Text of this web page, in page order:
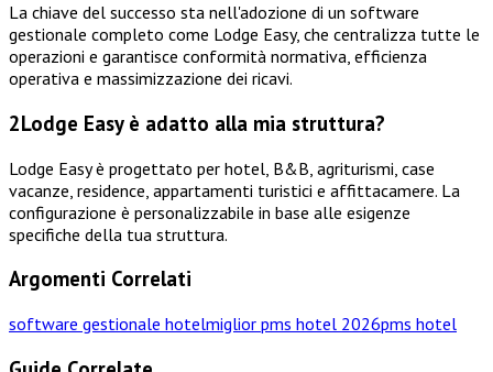
La chiave del successo sta nell'adozione di un software
gestionale completo come Lodge Easy, che centralizza tutte le
operazioni e garantisce conformità normativa, efficienza
operativa e massimizzazione dei ricavi.
2Lodge Easy è adatto alla mia struttura?
Lodge Easy è progettato per hotel, B&B, agriturismi, case
vacanze, residence, appartamenti turistici e affittacamere. La
configurazione è personalizzabile in base alle esigenze
specifiche della tua struttura.
Argomenti Correlati
software gestionale hotelmiglior pms hotel 2026pms hotel